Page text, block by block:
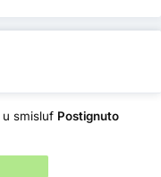
u smisluf Postignuto